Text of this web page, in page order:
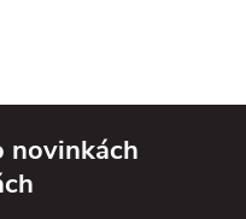
novinkách